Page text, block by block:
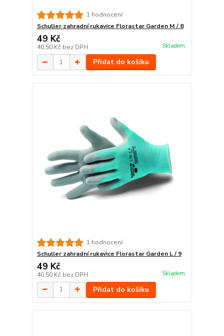
1 hodnocení
Schuller zahradní rukavice Florastar Garden M / 8
49 Kč
40,50 Kč bez DPH Skladem
Přidat do košíku
1 hodnocení
Schuller zahradní rukavice Florastar Garden L / 9
49 Kč
40,50 Kč bez DPH Skladem
Přidat do košíku